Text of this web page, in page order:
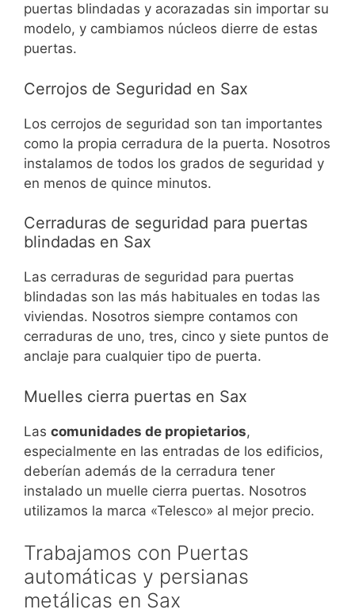
puertas blindadas y acorazadas sin importar su
modelo, y cambiamos núcleos dierre de estas
puertas.
Cerrojos de Seguridad en Sax
Los cerrojos de seguridad son tan importantes
como la propia cerradura de la puerta. Nosotros
instalamos de todos los grados de seguridad y
en menos de quince minutos.
Cerraduras de seguridad para puertas
blindadas en Sax
Las cerraduras de seguridad para puertas
blindadas son las más habituales en todas las
viviendas. Nosotros siempre contamos con
cerraduras de uno, tres, cinco y siete puntos de
anclaje para cualquier tipo de puerta.
Muelles cierra puertas en Sax
Las comunidades de propietarios,
especialmente en las entradas de los edificios,
deberían además de la cerradura tener
instalado un muelle cierra puertas. Nosotros
utilizamos la marca «Telesco» al mejor precio.
Trabajamos con Puertas
automáticas y persianas
metálicas en Sax